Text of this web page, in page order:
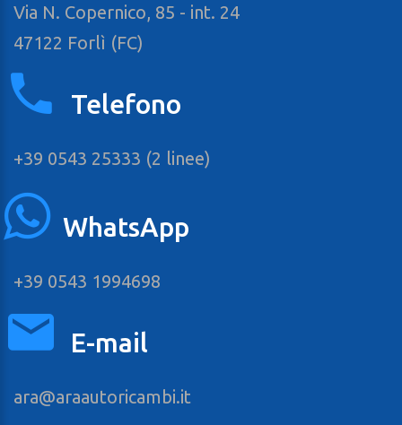
Via N. Copernico, 85 - int. 24
47122 Forlì (FC)
Telefono
+39 0543 25333 (2 linee)
WhatsApp
+39 0543 1994698
E-mail
ara@araautoricambi.it